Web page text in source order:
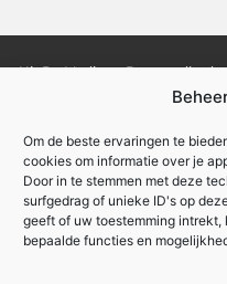
Om de beste ervaringen te
cookies om informatie over je
Door in te stemmen met deze
surfgedrag of unieke ID's op
geeft of uw toestemming
bepaalde functies en
Uit De Media
Backlinks kopen: hoe je
Linkbuilding geld verdienen: